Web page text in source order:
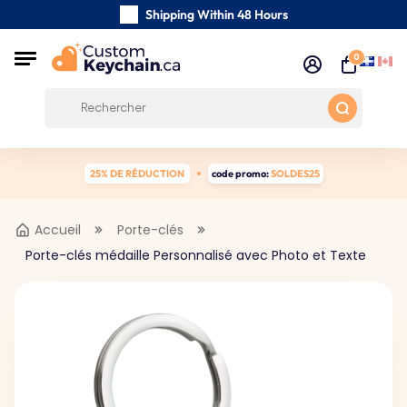
Shipping Within 48 Hours
Customer reviews:
0
25% DE RÉDUCTION code promo:SOLDES25
Accueil
Porte-clés
Porte-clés médaille Personnalisé avec Photo et Texte